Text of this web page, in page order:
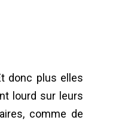
donc plus elles
lourd sur leurs
comme de